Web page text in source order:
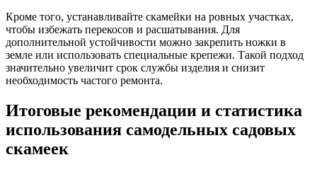
Кроме того, устанавливайте скамейки на ровных участках,
чтобы избежать перекосов и расшатывания. Для
дополнительной устойчивости можно закрепить ножки в
земле или использовать специальные крепежи. Такой подход
значительно увеличит срок службы изделия и снизит
необходимость частого ремонта.
Итоговые рекомендации и статистика
использования самодельных садовых
скамеек